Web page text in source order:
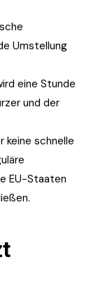
Umstellung
eine Stunde
und der
keine schnelle
EU-Staaten